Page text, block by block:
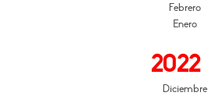
Febrero
Enero
2022
Diciembre